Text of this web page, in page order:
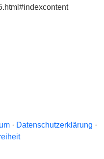
· Datenschutzerklärung ·